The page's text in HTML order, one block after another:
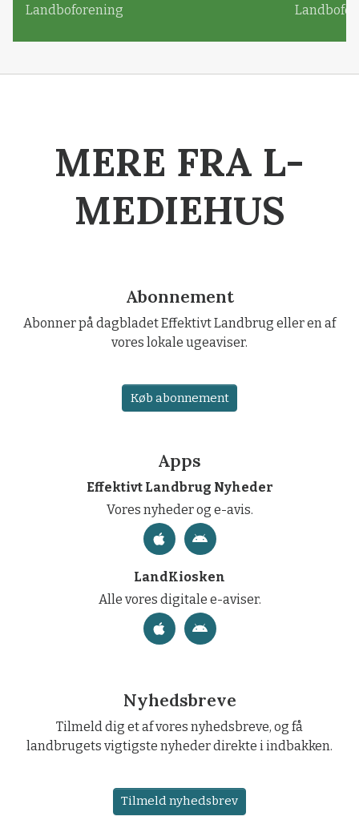
Landboforening
MERE FRA L-
MEDIEHUS
Abonnement
Abonner på dagbladet Effektivt Landbrug eller en af
vores lokale ugeaviser.
Køb abonnement
Apps
Effektivt Landbrug Nyheder
Vores nyheder og e-avis.
LandKiosken
Alle vores digitale e-aviser.
Nyhedsbreve
Tilmeld dig et af vores nyhedsbreve, og få
landbrugets vigtigste nyheder direkte i indbakken.
Tilmeld nyhedsbrev